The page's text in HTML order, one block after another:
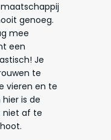
genoeg.
mee
een
Je
te
vieren en te
is de
niet af te